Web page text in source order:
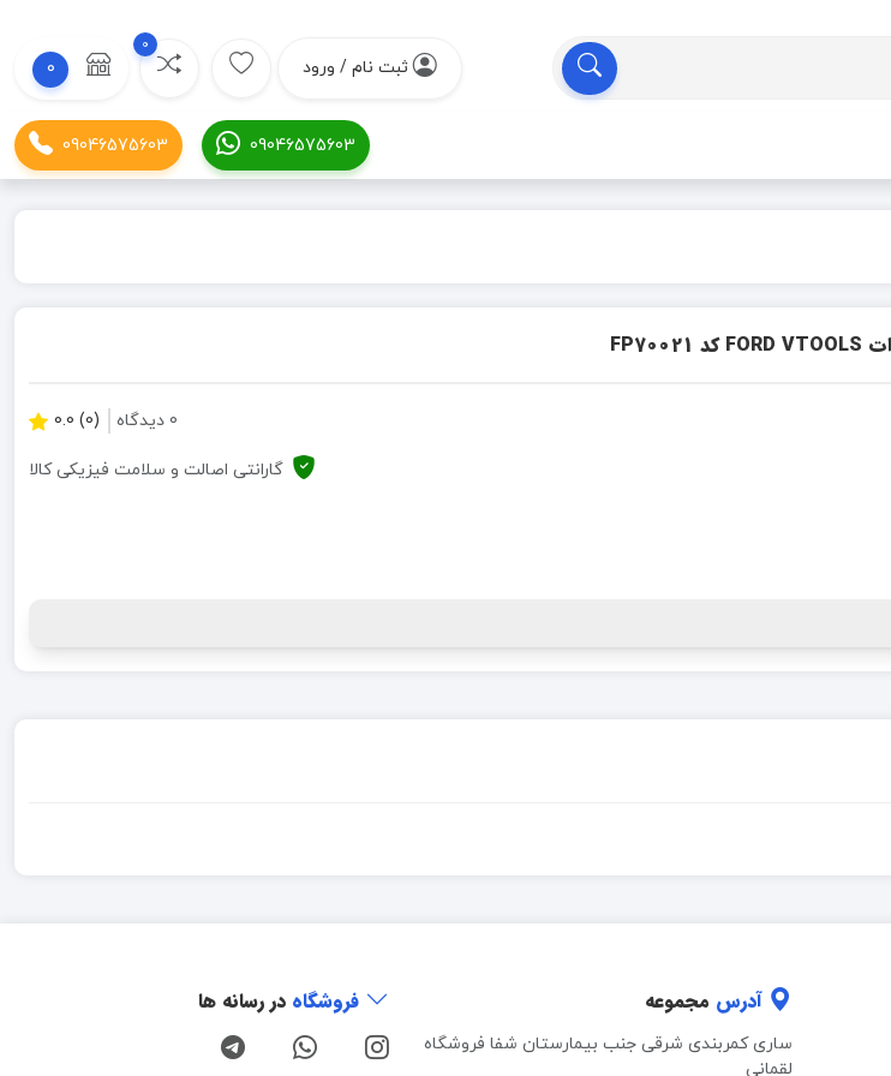
ثبت نام / ورود
0
0
09046575603
09046575603
0 دیدگاه (0) 0.0
گارانتی اصالت و سلامت فیزیکی کالا
آدرس مجموعه
ساری کمربندی شرقی جنب بیمارستان شفا فروشگاه
لقمانی
فروشگاه در رسانه ها